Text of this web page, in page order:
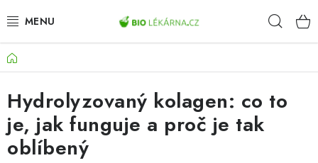
na
AKCE
DOPLŇKY STRAVY
PŘÍRODNÍ KOSMETIKA
Domů
Hydrolyzovaný kolagen: co to
je, jak funguje a proč je tak
oblíbený